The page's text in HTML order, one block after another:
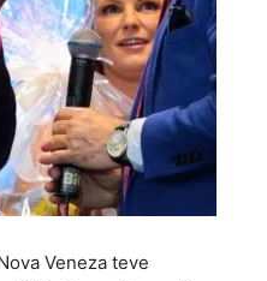
Veneza teve